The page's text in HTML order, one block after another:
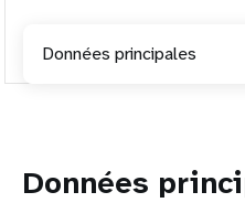
Données principales
Données